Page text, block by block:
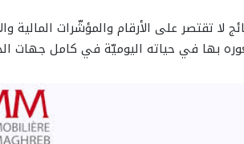
تقتصر على الأرقام والمؤشّرات المالية
بها في حياته اليوميّة في كامل جهات